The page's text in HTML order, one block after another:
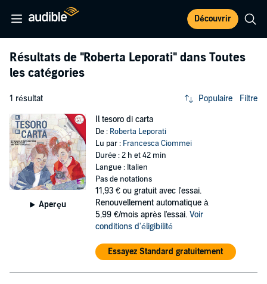
Découvrir
Résultats de "Roberta Leporati" dans Toutes
les catégories
1 résultat Populaire Filtre
Aperçu
Il tesoro di carta
De : Roberta Leporati
Lu par : Francesca Ciommei
Durée : 2 h et 42 min
Langue : Italien
Pas de notations
11,93 € ou gratuit avec l'essai.
Renouvellement automatique à
5,99 €/mois après l'essai. Voir
conditions d'éligibilité
Essayez Standard gratuitement